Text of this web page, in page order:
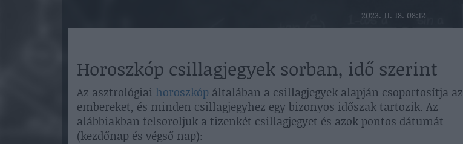
2023. 11. 18. 08:12
Horoszkóp csillagjegyek sorban, idő szerint
Az asztrológiai horoszkóp általában a csillagjegyek alapján csoportosítja az
embereket, és minden csillagjegyhez egy bizonyos időszak tartozik. Az
alábbiakban felsoroljuk a tizenkét csillagjegyet és azok pontos dátumát
(kezdőnap és végső nap):